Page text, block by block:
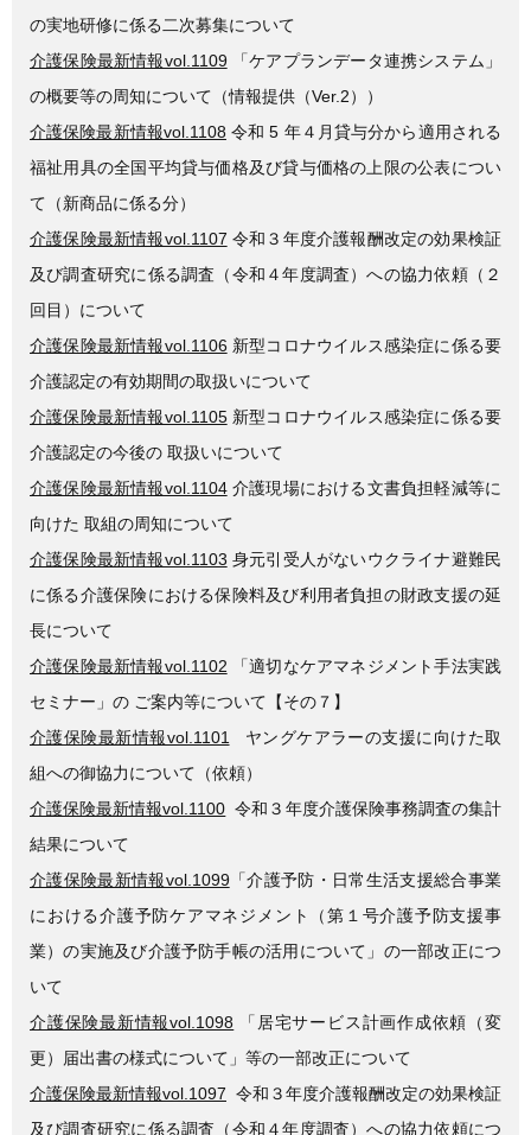
の実地研修に係る二次募集について
介護保険最新情報vol.1109「ケアプランデータ連携システム」
の概要等の周知について（情報提供（Ver.2））
介護保険最新情報vol.1108 令和 5 年４月貸与分から適用される
福祉用具の全国平均貸与価格及び貸与価格の上限の公表につい
て（新商品に係る分）
介護保険最新情報vol.1107 令和３年度介護報酬改定の効果検証
及び調査研究に係る調査（令和４年度調査）への協力依頼（２
回目）について
介護保険最新情報vol.1106 新型コロナウイルス感染症に係る要
介護認定の有効期間の取扱いについて
介護保険最新情報vol.1105新型コロナウイルス感染症に係る要
介護認定の今後の 取扱いについて
介護保険最新情報vol.1104介護現場における文書負担軽減等に
向けた 取組の周知について
介護保険最新情報vol.1103 身元引受人がないウクライナ避難民
に係る介護保険における保険料及び利用者負担の財政支援の延
長について
介護保険最新情報vol.1102 「適切なケアマネジメント手法実践
セミナー」の ご案内等について【その７】
介護保険最新情報vol.1101
ヤングケアラーの支援に向けた取
組への御協力について（依頼）
介護保険最新情報vol.1100 令和３年度介護保険事務調査の集計
結果について
介護保険最新情報vol.1099「介護予防・日常生活支援総合事業
における介護予防ケアマネジメント（第１号介護予防支援事
業）の実施及び介護予防手帳の活用について」の一部改正につ
いて
介護保険最新情報vol.1098 「居宅サービス計画作成依頼（変
更）届出書の様式について」等の一部改正について
介護保険最新情報vol.1097 令和３年度介護報酬改定の効果検証
及び調査研究に係る調査（令和４年度調査）への協力依頼につ